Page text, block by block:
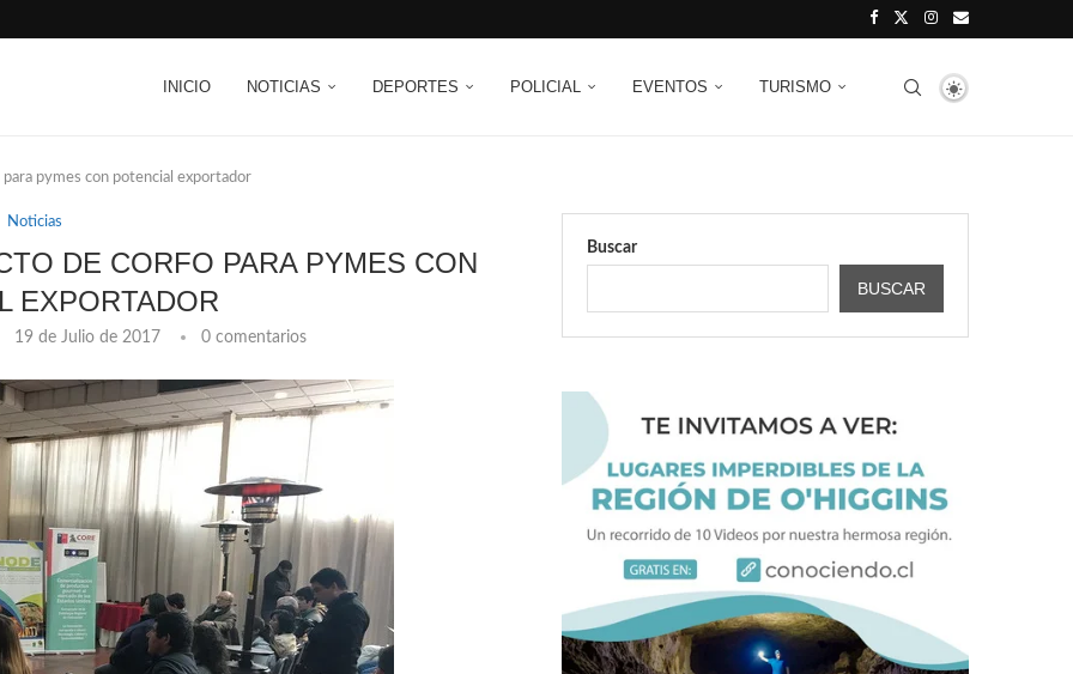
INICIO NOTICIAS DEPORTES POLICIAL EVENTOS TURISMO
pymes con potencial exportador
Noticias
DE CORFO PARA PYMES CON
EXPORTADOR
19 de Julio de 2017 0 comentarios
Buscar
BUSCAR